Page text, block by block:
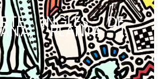
INGLÉS DE
PLANTA 1.